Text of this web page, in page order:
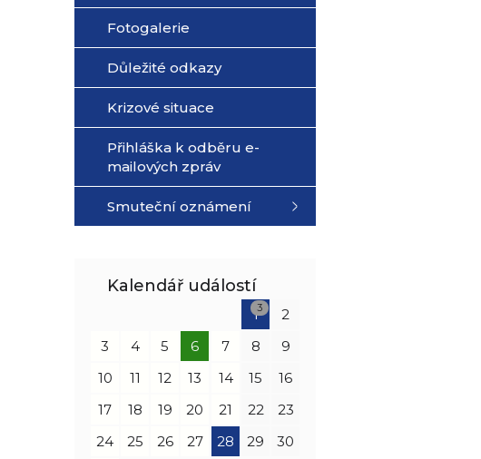
Fotogalerie
Důležité odkazy
Krizové situace
Přihláška k odběru e-
mailových zpráv
Smuteční oznámení
Kalendář událostí
13
2
3
4 5 6 7 8
9
10
11 12 13 14 15
16
17
18 19 20 21 22
23
24
25 26 27 28 29
30